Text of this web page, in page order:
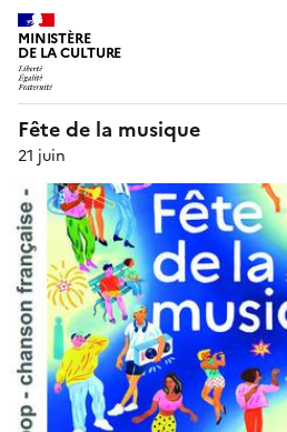
MINISTÈRE
DE LA CULTURE
Fête de la musique
21 juin